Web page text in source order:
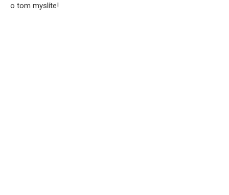
o tom myslíte!